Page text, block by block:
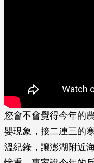
您會不會覺得今年的
嬰現象，接二連三的
溫紀錄，讓澎湖附近